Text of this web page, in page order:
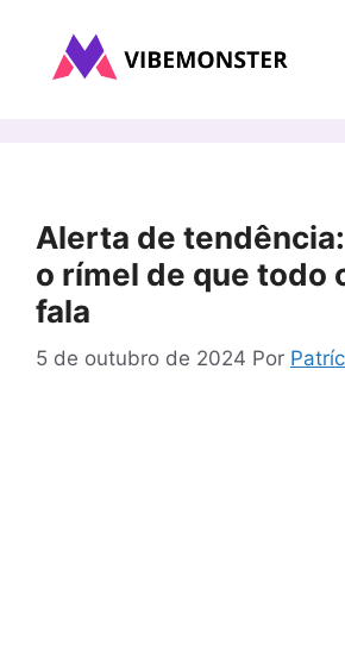
Alerta de
o rímel de que todo
fala
5 de outubro de 2024 Por